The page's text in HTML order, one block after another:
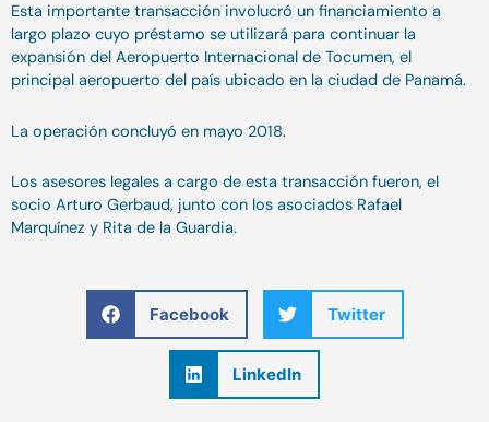
Esta importante transacción involucró un financiamiento a
largo plazo cuyo préstamo se utilizará para continuar la
expansión del Aeropuerto Internacional de Tocumen, el
principal aeropuerto del país ubicado en la ciudad de Panamá.
La operación concluyó en mayo 2018.
Los asesores legales a cargo de esta transacción fueron, el
socio Arturo Gerbaud, junto con los asociados Rafael
Marquínez y Rita de la Guardia.
Facebook Twitter
LinkedIn